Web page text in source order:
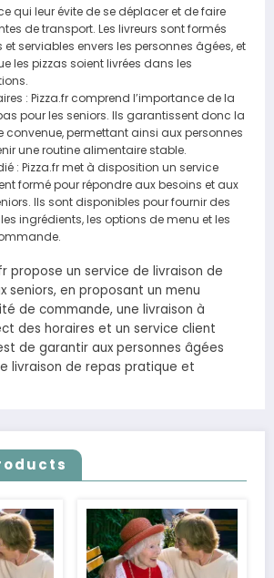
qui leur évite de se déplacer et de faire
de transport. Les livreurs sont formés
serviables envers les personnes âgées, et
les pizzas soient livrées dans les
: Pizza.fr comprend l’importance de la
pour les seniors. Ils garantissent donc la
convenue, permettant ainsi aux personnes
une routine alimentaire stable.
: Pizza.fr met à disposition un service
formé pour répondre aux besoins et aux
Ils sont disponibles pour fournir des
ingrédients, les options de menu et les
propose un service de livraison de
seniors, en proposant un menu
de commande, une livraison à
des horaires et un service client
de garantir aux personnes âgées
livraison de repas pratique et